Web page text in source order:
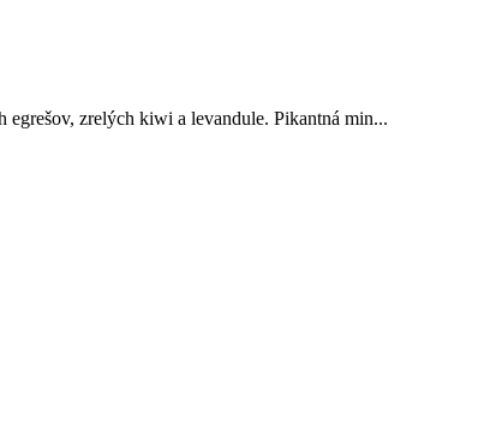
zrelých kiwi a levandule. Pikantná min...